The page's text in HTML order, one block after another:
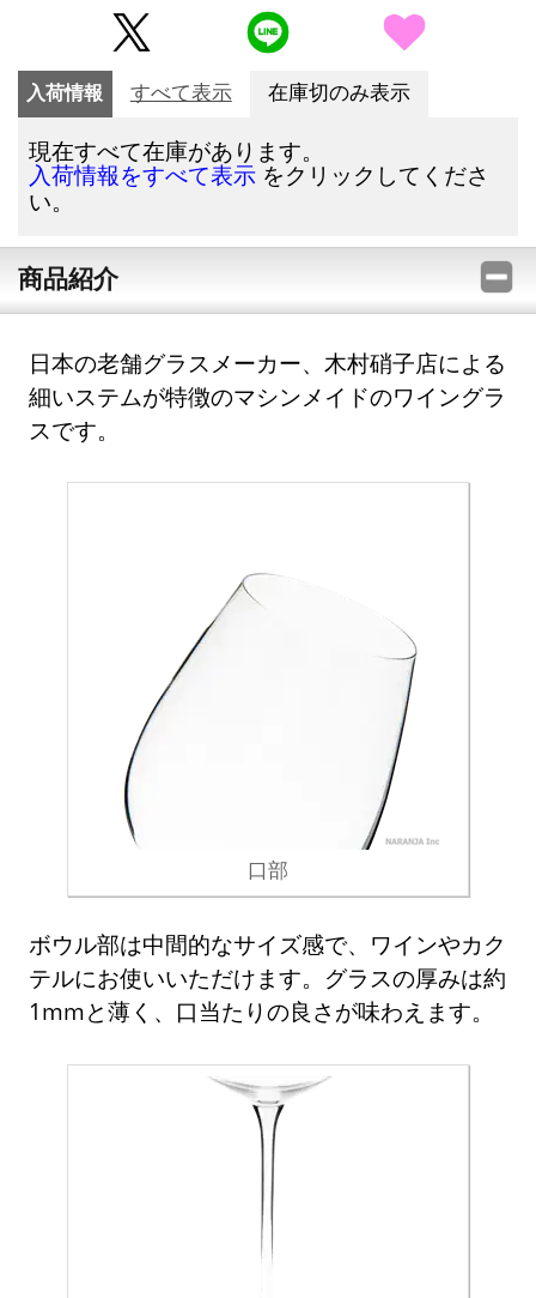
入荷情報 すべて表示 在庫切のみ表示
現在すべて在庫があります。
入荷情報をすべて表示 をクリックしてくださ
い。
商品紹介
日本の老舗グラスメーカー、木村硝子店による
細いステムが特徴のマシンメイドのワイングラ
スです。
口部
ボウル部は中間的なサイズ感で、ワインやカク
テルにお使いいただけます。グラスの厚みは約
1mmと薄く、口当たりの良さが味わえます。